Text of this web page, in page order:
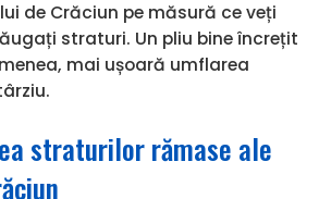
de Crăciun pe măsură ce veți
straturi. Un pliu bine încrețit
mai ușoară umflarea
straturilor rămase ale